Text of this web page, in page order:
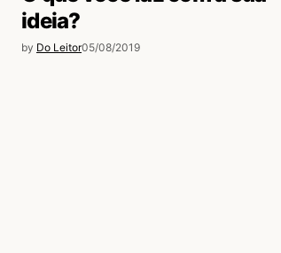
ideia?
by Do Leitor05/08/2019